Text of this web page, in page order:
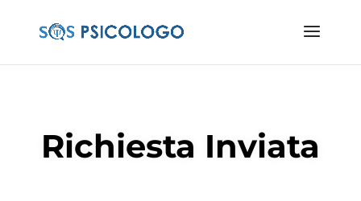
Richiesta Inviata